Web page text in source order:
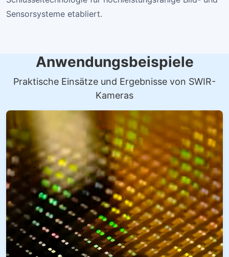
Sensorsysteme etabliert.
Anwendungsbeispiele
Praktische Einsätze und Ergebnisse von SWIR-
Kameras